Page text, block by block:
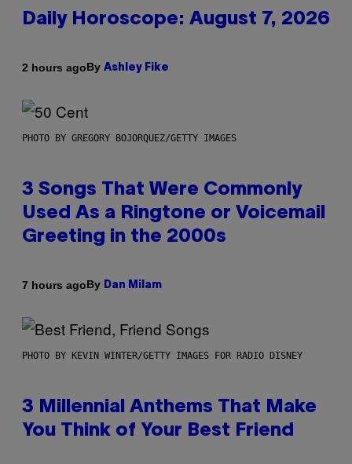
Daily Horoscope: August 7, 2026
2 hours agoBy Ashley Fike
PHOTO BY GREGORY BOJORQUEZ/GETTY IMAGES
3 Songs That Were Commonly
Used As a Ringtone or Voicemail
Greeting in the 2000s
7 hours agoBy Dan Milam
PHOTO BY KEVIN WINTER/GETTY IMAGES FOR RADIO DISNEY
3 Millennial Anthems That Make
You Think of Your Best Friend